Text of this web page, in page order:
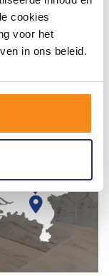
cookies
voor het
in ons beleid.